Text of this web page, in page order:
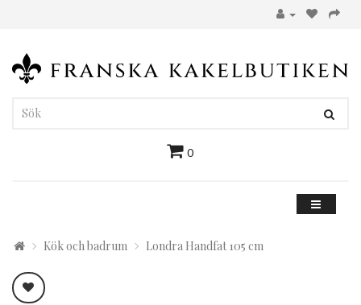
0
Kök och badrum Londra Handfat 105 cm